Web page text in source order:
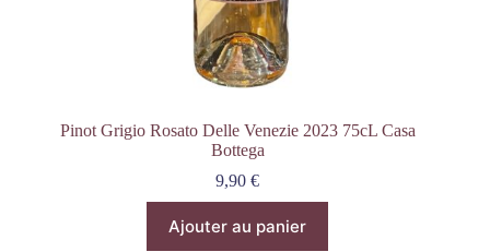
Pinot Grigio Rosato Delle Venezie 2023 75cL Casa
Bottega
9,90€
Ajouter au panier